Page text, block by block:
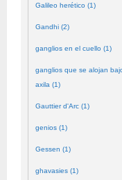
Galileo herético (1)
Gandhi (2)
ganglios en el cuello (1)
ganglios que se alojan
axila (1)
Gauttier d'Arc (1)
genios (1)
Gessen (1)
ghavasies (1)